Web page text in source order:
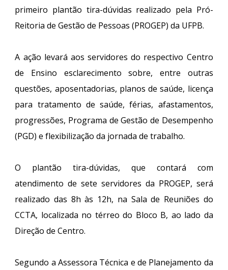
primeiro plantão tira-dúvidas realizado pela Pró-
Reitoria de Gestão de Pessoas (PROGEP) da UFPB.
A ação levará aos servidores do respectivo Centro
de Ensino esclarecimento sobre, entre outras
questões, aposentadorias, planos de saúde, licença
para tratamento de saúde, férias, afastamentos,
progressões, Programa de Gestão de Desempenho
(PGD) e flexibilização da jornada de trabalho.
O plantão tira-dúvidas, que contará com
atendimento de sete servidores da PROGEP, será
realizado das 8h às 12h, na Sala de Reuniões do
CCTA, localizada no térreo do Bloco B, ao lado da
Direção de Centro.
Segundo a Assessora Técnica e de Planejamento da